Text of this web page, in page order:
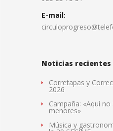
E-mail:
Noticias recientes
Corretapas y
2026
Campaña: «Aquí
menores»
Música y